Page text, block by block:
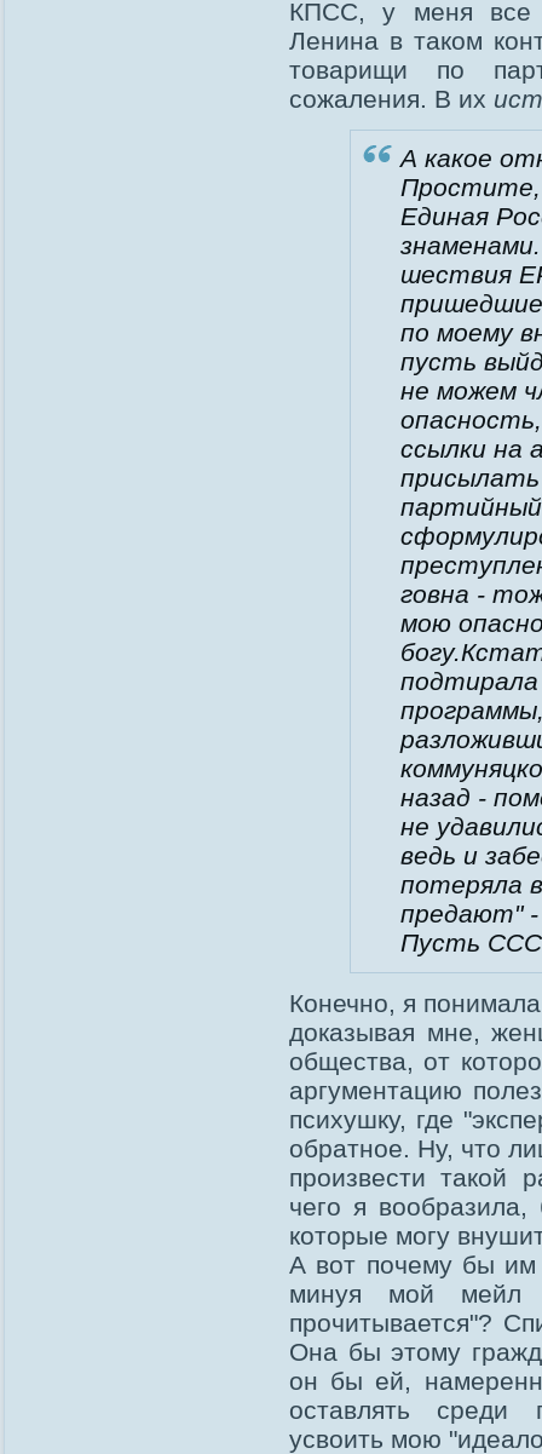
КПСС, у меня все
Ленина в таком
товарищи по
сожаления. В их
А какое
Простите,
Единая
шествия
по моему
пусть
не можем
ссылки на
присылать
говна -
мою
назад -
не
ведь и
потеряла
предают" -
Пусть
Конечно, я
доказывая мне,
общества, от
аргументацию
психушку, где
обратное. Ну, что
произвести такой
чего я
которые могу
А вот почему бы им
минуя мой мейл
прочитывается"?
Она бы этому
он бы ей,
оставлять среди
усвоить мою